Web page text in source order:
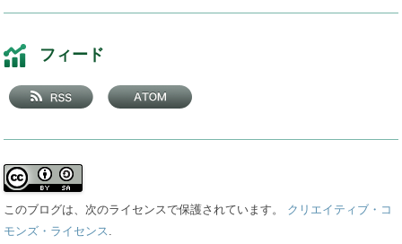
2017年12月
2017年11月
2017年10月
2017年9月
2017年6月
2017年5月
2017年4月
2017年3月
フィード
このブログは、次のライセンスで保護されています。 クリエイティブ・コ
モンズ・ライセンス